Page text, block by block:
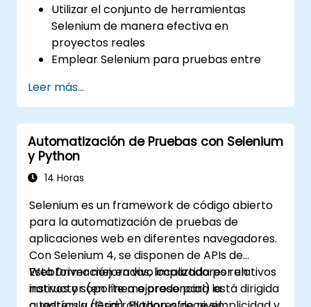
Utilizar el conjunto de herramientas
Selenium de manera efectiva en
proyectos reales
Emplear Selenium para pruebas entre
Distribuir las pruebas utilizando Selenium
Grid
Ejecutar pruebas de regresión con
Selenium en Jenkins
Preparar informes de pruebas e informes
periódicos usando Jenkins
Leer más...
Automatización de Pruebas con Selenium
y Python
14 Horas
Selenium es un framework de código abierto
para la automatización de pruebas de
aplicaciones web en diferentes navegadores.
Con Selenium 4, se disponen de APIs de
WebDriver mejoradas, localizadores relativos
nativos y soporte mejorado para la
Esta formación en vivo impartida por un
instructor (en línea o presencial) está dirigida